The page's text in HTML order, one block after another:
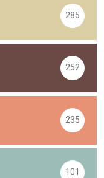
285
252
235
101